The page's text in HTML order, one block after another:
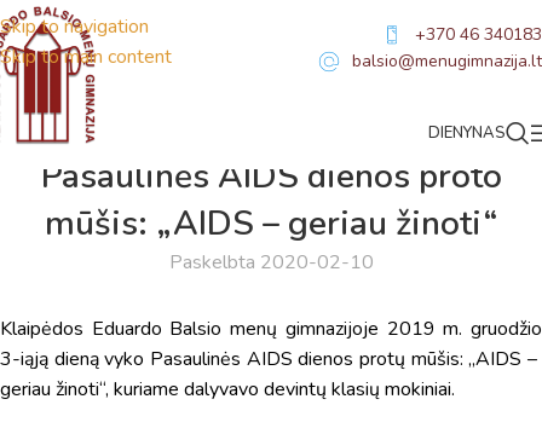
Skip to navigation
Skip to main content
+370 46 340183
balsio@menugimnazija.lt
DIENYNAS
Pasaulinės AIDS dienos proto
mūšis: „AIDS – geriau žinoti“
Paskelbta 2020-02-10
Klaipėdos Eduardo Balsio menų gimnazijoje 2019 m. gruodžio
3-iąją dieną vyko Pasaulinės AIDS dienos protų mūšis: „AIDS –
geriau žinoti“, kuriame dalyvavo devintų klasių mokiniai.